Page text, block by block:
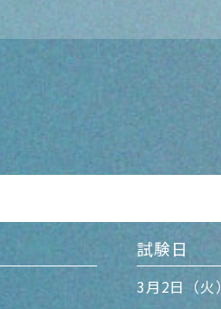
試験日
3月2日（火）